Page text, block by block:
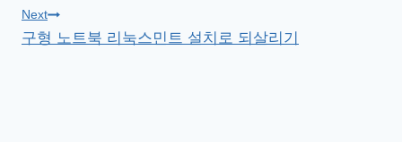
색
Next
구형 노트북 리눅스민트 설치로 되살리기